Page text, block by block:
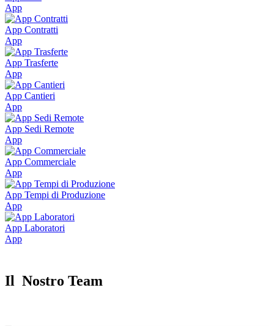
App
App Contratti
App
App Trasferte
App
App Cantieri
App
App Sedi Remote
App
App Commerciale
App
App Tempi di Produzione
App
App Laboratori
App
Il Nostro Team